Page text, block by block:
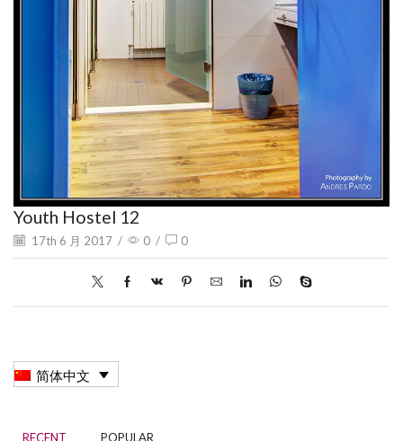
Youth Hostel 12
17th 6 月 2017 / 0 / 0
简体中文
RECENT POPULAR